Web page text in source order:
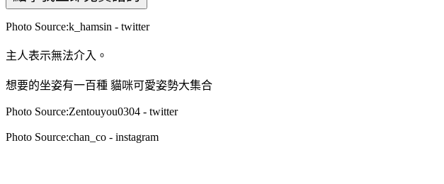
Photo Source:k_hamsin - twitter
主人表示無法介入。
想要的坐姿有一百種 貓咪可愛姿勢大集合
Photo Source:Zentouyou0304 - twitter
Photo Source:chan_co - instagram